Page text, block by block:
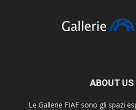
ABOUT US
Le Gallerie FIAF sono gli spazi